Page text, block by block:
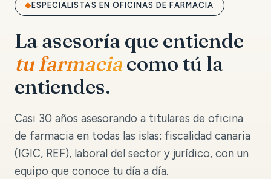
ESPECIALISTAS EN OFICINAS DE FARMACIA
La asesoría que entiende
tu farmaciacomo tú la
entiendes.
Casi 30 años asesorando a titulares de oficina
de farmacia en todas las islas: fiscalidad canaria
(IGIC, REF), laboral del sector y jurídico, con un
equipo que conoce tu día a día.